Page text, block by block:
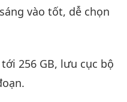
vào tốt, dễ chọn
256 GB, lưu cục bộ